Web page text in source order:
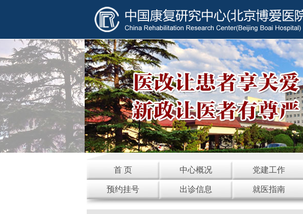
首 页 中心概况 党建工作
预约挂号 出诊信息 就医指南